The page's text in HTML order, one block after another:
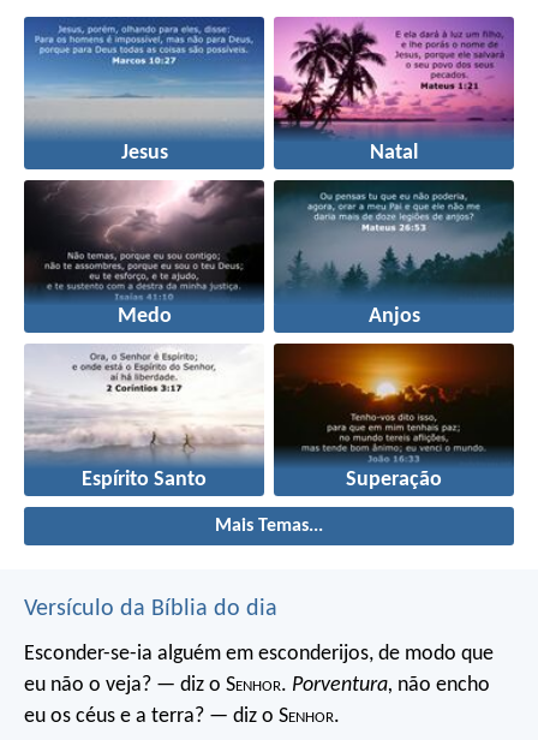
Jesus Natal
Medo Anjos
Espírito Santo Superação
Mais Temas...
Versículo da Bíblia do dia
Esconder-se-ia alguém em esconderijos, de modo que
eu não o veja? — diz o Senhor. Porventura, não encho
eu os céus e a terra? — diz o Senhor.